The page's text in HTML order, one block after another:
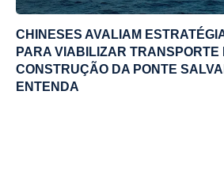
CHINESES AVALIAM
PARA VIABILIZAR TRANSPORTE
CONSTRUÇÃO DA PONTE
ENTENDA